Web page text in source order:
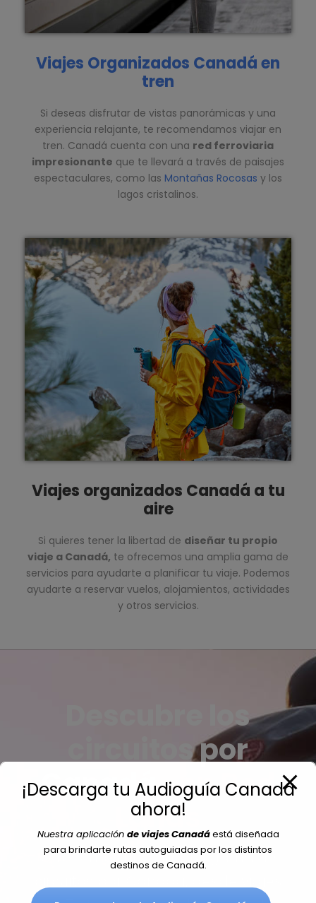
Viajes Organizados Canadá en
tren
Si deseas disfrutar de vistas panorámicas y una
experiencia relajante, te recomendamos viajar en
tren. Canadá cuenta con una red ferroviaria
impresionante que te llevará a través de paisajes
espectaculares, como las Montañas Rocosas y los
lagos cristalinos.
Viajes organizados Canadá a tu
aire
Si quieres tener la libertad de diseñar tu propio
viaje a Canadá, te ofrecemos una amplia gama de
servicios para ayudarte a planificar tu viaje. Podemos
ayudarte a reservar vuelos, alojamientos, actividades
y otros servicios.
Descubre los
circuitos por
Canadácon Red
Lands
Ofrecemos una amplia gama de
¡Descarga tu Audioguía Canadá
ahora!
Nuestra aplicación de viajes Canadáestá diseñada
para brindarte rutas autoguiadas por los distintos
destinos de Canadá.